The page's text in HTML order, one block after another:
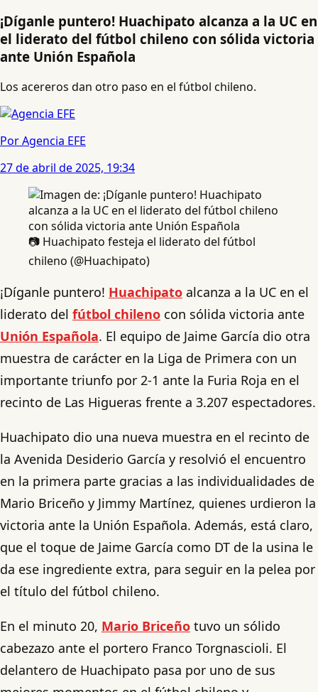
¡Díganle puntero! Huachipato alcanza a la UC en
el liderato del fútbol chileno con sólida victoria
ante Unión Española
Los acereros dan otro paso en el fútbol chileno.
Por Agencia EFE
27 de abril de 2025, 19:34
📷 Huachipato festeja el liderato del fútbol
chileno (@Huachipato)
¡Díganle puntero! Huachipato alcanza a la UC en el
liderato del fútbol chileno con sólida victoria ante
Unión Española. El equipo de Jaime García dio otra
muestra de carácter en la Liga de Primera con un
importante triunfo por 2-1 ante la Furia Roja en el
recinto de Las Higueras frente a 3.207 espectadores.
Huachipato dio una nueva muestra en el recinto de
la Avenida Desiderio García y resolvió el encuentro
en la primera parte gracias a las individualidades de
Mario Briceño y Jimmy Martínez, quienes urdieron la
victoria ante la Unión Española. Además, está claro,
que el toque de Jaime García como DT de la usina le
da ese ingrediente extra, para seguir en la pelea por
el título del fútbol chileno.
En el minuto 20, Mario Briceño tuvo un sólido
cabezazo ante el portero Franco Torgnascioli. El
delantero de Huachipato pasa por uno de sus